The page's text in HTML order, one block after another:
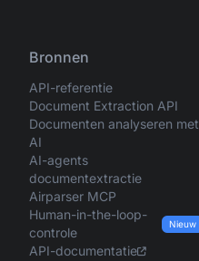
Bronnen
API-referentie
Document Extraction API
Documenten analyseren met
AI
AI-agents
documentextractie
Airparser MCP
Human-in-the-loop-
controle
Nieuw
API-documentatie